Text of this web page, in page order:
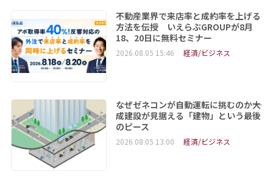
不動産業界で来店率と成約率を上げる
方法を伝授 いえらぶGROUPが8月
18、20日に無料セミナー
2026.08.05 15:46 経済/ビジネス
なぜゼネコンが自動運転に挑むのか――大
成建設が見据える「建物」という最後
のピース
2026.08.05 13:00 経済/ビジネス